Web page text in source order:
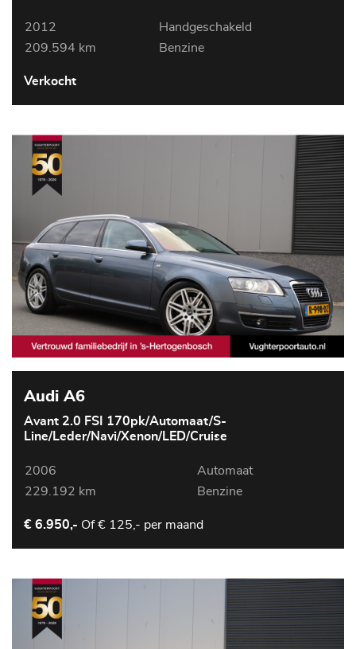
2012
Handgeschakeld
209.594 km
Benzine
Verkocht
Audi A6
Avant 2.0 FSI 170pk/Automaat/S-
Line/Leder/Navi/Xenon/LED/Cruise
2006
Automaat
229.192 km
Benzine
€ 6.950,- Of€ 125,- per maand